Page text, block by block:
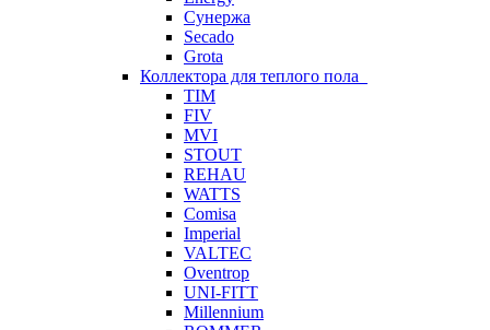
Сунержа
Secado
Grota
Коллектора для теплого пола
TIM
FIV
MVI
STOUT
REHAU
WATTS
Comisa
Imperial
VALTEC
Oventrop
UNI-FITT
Millennium